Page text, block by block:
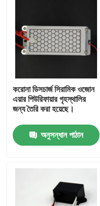
বাড়ি
করোনা ডিসচার্জ সিরামিক ওজোন
এয়ার পিউরিফায়ার গৃহস্থালির
জন্য তৈরি করা হয়েছে।
অনুসন্ধান পাঠান